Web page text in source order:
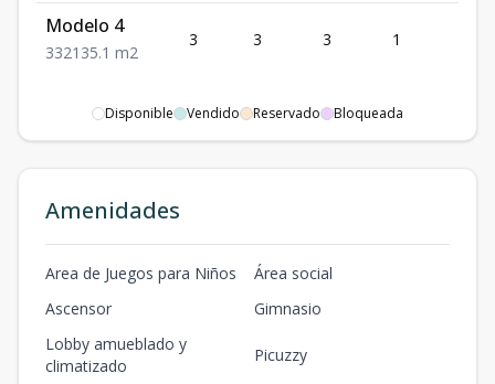
Modelo 4
332135.1 m2
3 3 3 1
Disponible Vendido Reservado Bloqueada
Amenidades
Area de Juegos para Niños
Área social
Ascensor
Gimnasio
Lobby amueblado y
climatizado
Picuzzy